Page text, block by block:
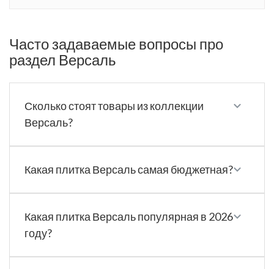
Часто задаваемые вопросы про
раздел Версаль
Сколько стоят товары из коллекции
Версаль?
Какая плитка Версаль самая бюджетная?
Какая плитка Версаль популярная в 2026
году?